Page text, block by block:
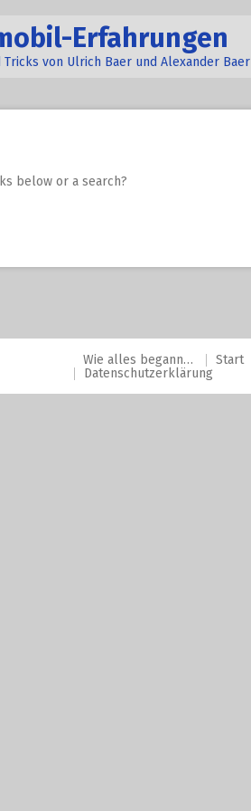
Erfahrungen
Tricks von Ulrich Baer und Alexander Baer
below or a search?
Wie alles begann… Start
Datenschutzerklärung